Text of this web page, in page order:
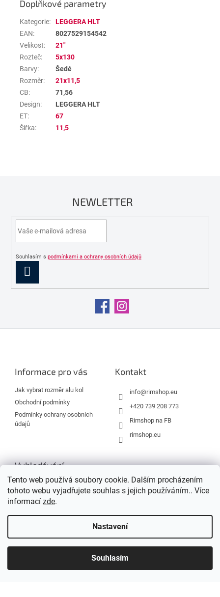
Tento web používá soubory cookie. Dalším procházením
tohoto webu vyjadřujete souhlas s jejich používáním.. Více
informací zde.
Nastavení
Souhlasím
Doplňkové parametry
Kategorie:
LEGGERA HLT
EAN:
8027529154542
Velikost:
21"
Rozteč:
5x130
Barvy:
Šedé
Rozměr:
21x11,5
CB:
71,56
Design:
LEGGERA HLT
ET:
67
Šířka: 11,5
NEWLETTER
Souhlasím s podmínkami a ochrany osobních údajů
SE
Informace pro vás
Jak vybrat rozměr alu kol
Obchodní podmínky
Podmínky ochrany osobních
údajů
Kontakt
info@rimshop.eu
+420 739 208 773
Rimshop na FB
rimshop.eu
Vyhledávání
HLEDAT
Vytvořil Shoptet